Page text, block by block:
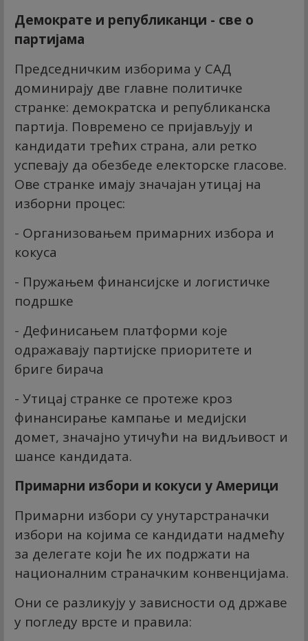
Демократе и републиканци - све о
партијама
Председничким изборима у САД
доминирају две главне политичке
странке: демократска и републиканска
партија. Повремено се пријављују и
кандидати трећих страна, али ретко
успевају да обезбеде електорске гласове.
Ове странке имају значајан утицај на
изборни процес:
- Организовањем примарних избора и
кокуса
- Пружањем финансијске и логистичке
подршке
- Дефинисањем платформи које
одражавају партијске приоритете и
бриге бирача
- Утицај странке се протеже кроз
финансирање кампање и медијски
домет, значајно утичући на видљивост и
шансе кандидата.
Примарни избори и кокуси у Америци
Примарни избори су унутарстраначки
избори на којима се кандидати надмећу
за делегате који ће их подржати на
националним страначким конвенцијама.
Они се разликују у зависности од државе
у погледу врсте и правила: